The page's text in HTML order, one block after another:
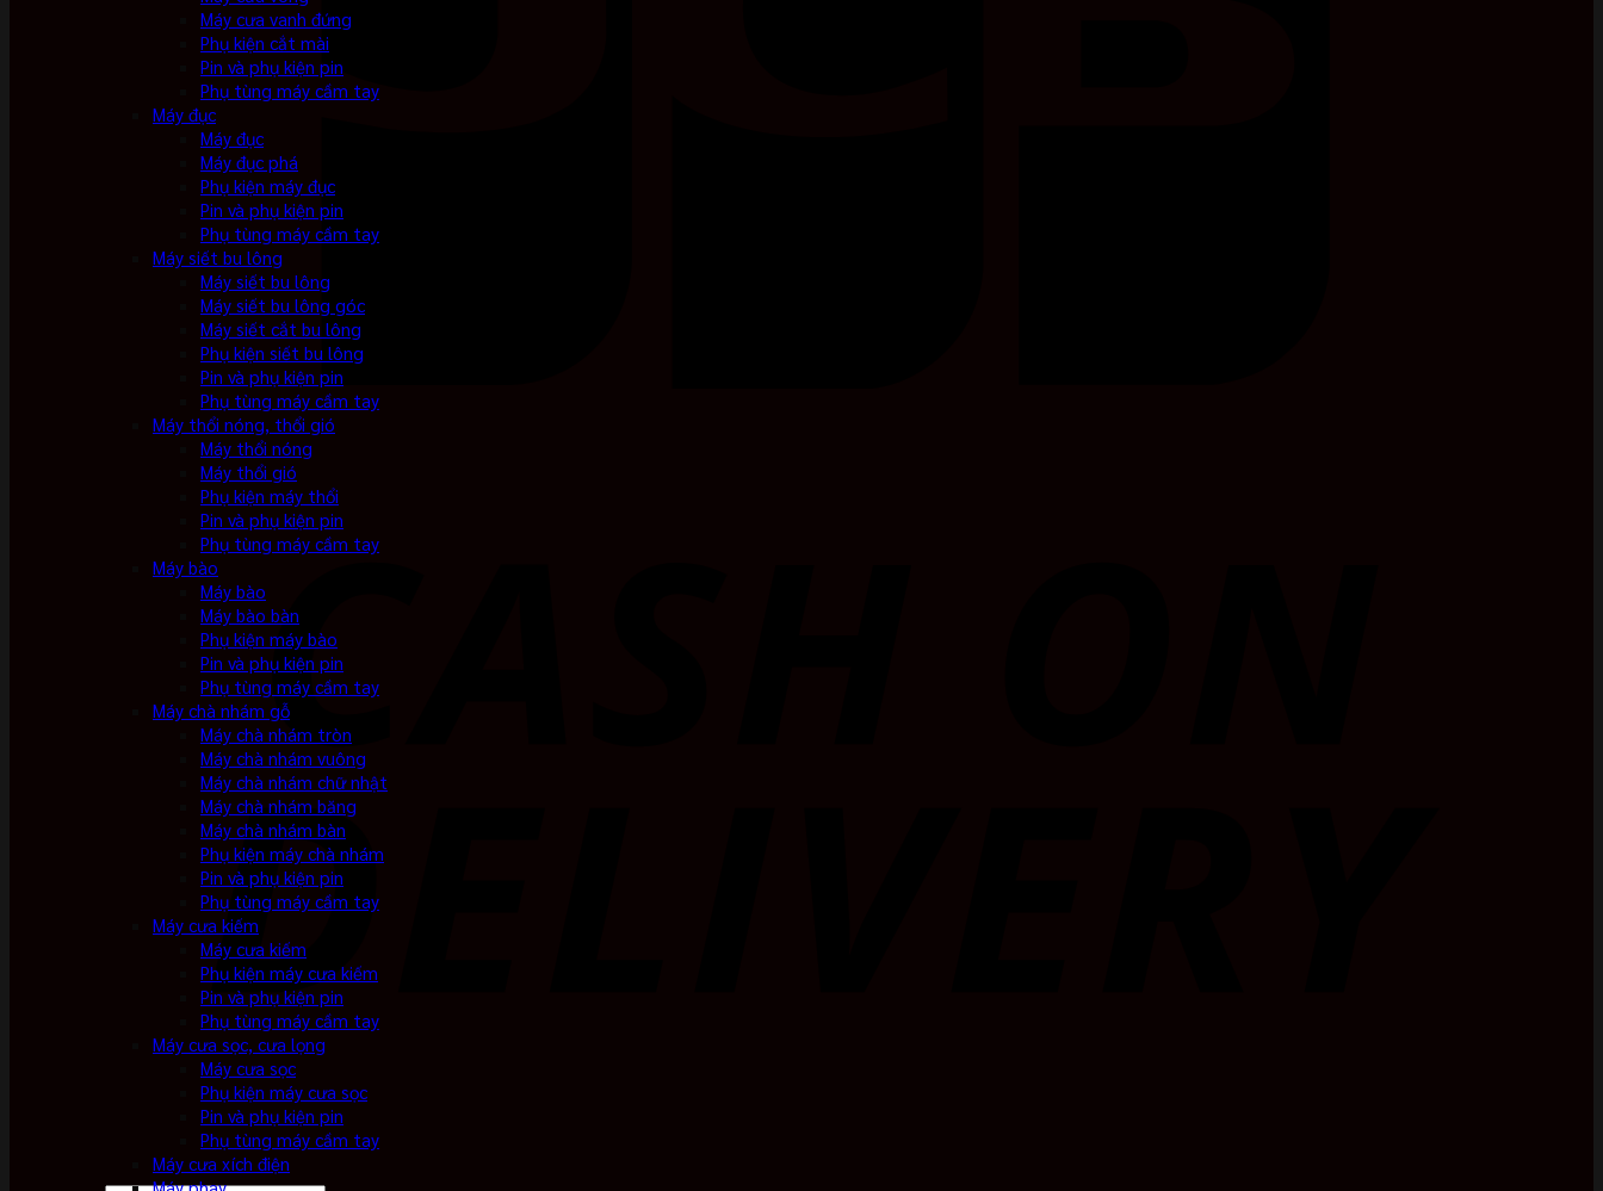
Máy cưa vanh đứng
Phụ kiện cắt mài
Pin và phụ kiện pin
Phụ tùng máy cầm tay
Máy đục
Máy đục
Máy đục phá
Phụ kiện máy đục
Pin và phụ kiện pin
Phụ tùng máy cầm tay
Máy siết bu lông
Máy siết bu lông
Máy siết bu lông góc
Máy siết cắt bu lông
Phụ kiện siết bu lông
Pin và phụ kiện pin
Phụ tùng máy cầm tay
Máy thổi nóng, thổi gió
Máy thổi nóng
Máy thổi gió
Phụ kiện máy thổi
Pin và phụ kiện pin
Phụ tùng máy cầm tay
Máy bào
Máy bào
Máy bào bàn
Phụ kiện máy bào
Pin và phụ kiện pin
Phụ tùng máy cầm tay
Máy chà nhám gỗ
Máy chà nhám tròn
Máy chà nhám vuông
Máy chà nhám chữ nhật
Máy chà nhám băng
Máy chà nhám bàn
Phụ kiện máy chà nhám
Pin và phụ kiện pin
Phụ tùng máy cầm tay
Máy cưa kiếm
Máy cưa kiếm
Phụ kiện máy cưa kiếm
Pin và phụ kiện pin
Phụ tùng máy cầm tay
Máy cưa sọc, cưa lọng
Máy cưa sọc
Phụ kiện máy cưa sọc
Pin và phụ kiện pin
Phụ tùng máy cầm tay
Máy cưa xích điện